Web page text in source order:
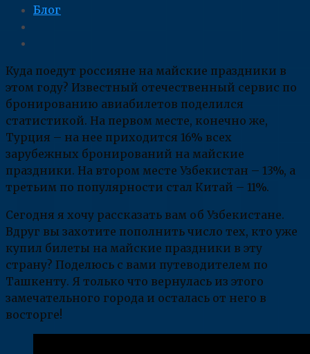
Блог
Куда поедут россияне на майские праздники в
этом году? Известный отечественный сервис по
бронированию авиабилетов поделился
статистикой. На первом месте, конечно же,
Турция – на нее приходится 16% всех
зарубежных бронирований на майские
праздники. На втором месте Узбекистан – 13%, а
третьим по популярности стал Китай – 11%.
Сегодня я хочу рассказать вам об Узбекистане.
Вдруг вы захотите пополнить число тех, кто уже
купил билеты на майские праздники в эту
страну? Поделюсь с вами путеводителем по
Ташкенту. Я только что вернулась из этого
замечательного города и осталась от него в
восторге!